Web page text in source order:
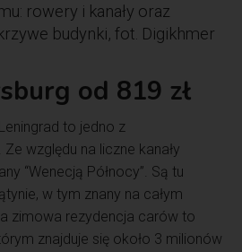
rowery i kanały oraz
budynki, fot. Digikhmer
od 819 zł
to jedno z
względu na liczne kanały
“Wenecją Północy”. Są tu
w tym znany na całym
zimowa rezydencja carów to
znajduje się około 3 milionów